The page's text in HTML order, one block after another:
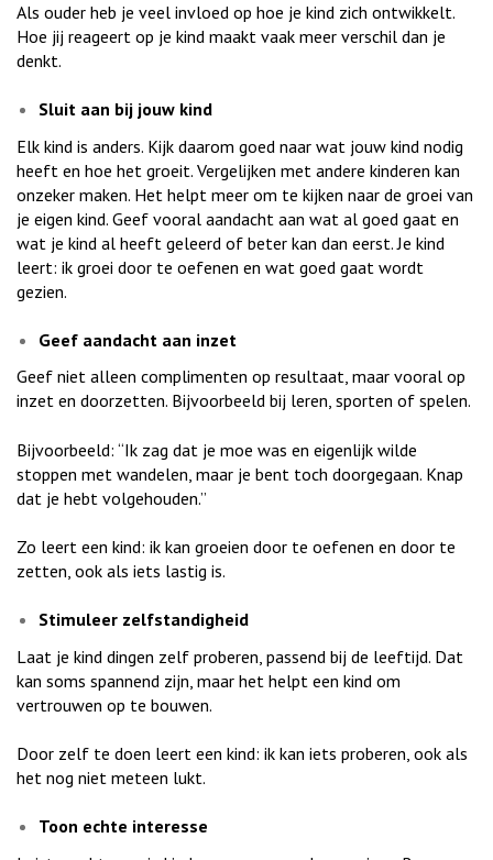
Als ouder heb je veel invloed op hoe je kind zich ontwikkelt.
Hoe jij reageert op je kind maakt vaak meer verschil dan je
denkt.
Sluit aan bij jouw kind
Elk kind is anders. Kijk daarom goed naar wat jouw kind nodig
heeft en hoe het groeit. Vergelijken met andere kinderen kan
onzeker maken. Het helpt meer om te kijken naar de groei van
je eigen kind. Geef vooral aandacht aan wat al goed gaat en
wat je kind al heeft geleerd of beter kan dan eerst. Je kind
leert: ik groei door te oefenen en wat goed gaat wordt
gezien.
Geef aandacht aan inzet
Geef niet alleen complimenten op resultaat, maar vooral op
inzet en doorzetten. Bijvoorbeeld bij leren, sporten of spelen.
Bijvoorbeeld: “Ik zag dat je moe was en eigenlijk wilde
stoppen met wandelen, maar je bent toch doorgegaan. Knap
dat je hebt volgehouden.”
Zo leert een kind: ik kan groeien door te oefenen en door te
zetten, ook als iets lastig is.
Stimuleer zelfstandigheid
Laat je kind dingen zelf proberen, passend bij de leeftijd. Dat
kan soms spannend zijn, maar het helpt een kind om
vertrouwen op te bouwen.
Door zelf te doen leert een kind: ik kan iets proberen, ook als
het nog niet meteen lukt.
Toon echte interesse